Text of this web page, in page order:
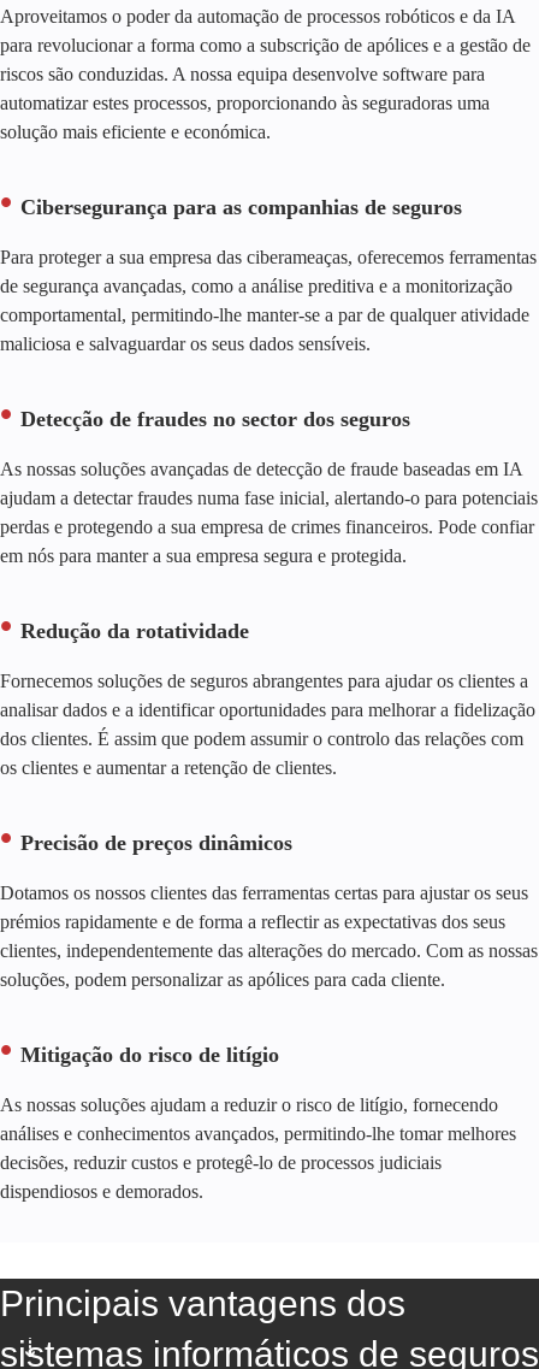
Aproveitamos o poder da automação de processos robóticos e da IA
para revolucionar a forma como a subscrição de apólices e a gestão de
riscos são conduzidas. A nossa equipa desenvolve software para
automatizar estes processos, proporcionando às seguradoras uma
solução mais eficiente e económica.
Cibersegurança para as companhias de seguros
Para proteger a sua empresa das ciberameaças, oferecemos ferramentas
de segurança avançadas, como a análise preditiva e a monitorização
comportamental, permitindo-lhe manter-se a par de qualquer atividade
maliciosa e salvaguardar os seus dados sensíveis.
Detecção de fraudes no sector dos seguros
As nossas soluções avançadas de detecção de fraude baseadas em IA
ajudam a detectar fraudes numa fase inicial, alertando-o para potenciais
perdas e protegendo a sua empresa de crimes financeiros. Pode confiar
em nós para manter a sua empresa segura e protegida.
Redução da rotatividade
Fornecemos soluções de seguros abrangentes para ajudar os clientes a
analisar dados e a identificar oportunidades para melhorar a fidelização
dos clientes. É assim que podem assumir o controlo das relações com
os clientes e aumentar a retenção de clientes.
Precisão de preços dinâmicos
Dotamos os nossos clientes das ferramentas certas para ajustar os seus
prémios rapidamente e de forma a reflectir as expectativas dos seus
clientes, independentemente das alterações do mercado. Com as nossas
soluções, podem personalizar as apólices para cada cliente.
Mitigação do risco de litígio
As nossas soluções ajudam a reduzir o risco de litígio, fornecendo
análises e conhecimentos avançados, permitindo-lhe tomar melhores
decisões, reduzir custos e protegê-lo de processos judiciais
dispendiosos e demorados.
Principais vantagens dos
sistemas informáticos de seguros